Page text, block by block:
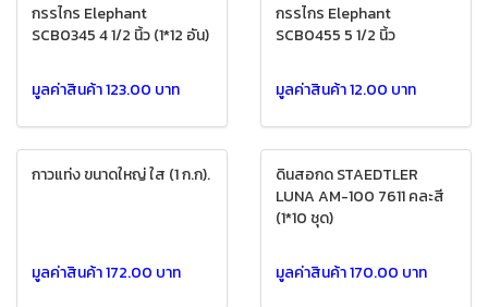
กรรไกร Elephant
SCB0345 4 1/2 นิ้ว (1*12 อัน)
มูลค่าสินค้า 123.00 บาท
กรรไกร Elephant
SCB0455 5 1/2 นิ้ว
มูลค่าสินค้า 12.00 บาท
กาวแท่ง ขนาดใหญ่ ใส (1 ก.ก).
มูลค่าสินค้า 172.00 บาท
ดินสอกด STAEDTLER
LUNA AM-100 7611 คละสี
(1*10 ชุด)
มูลค่าสินค้า 170.00 บาท